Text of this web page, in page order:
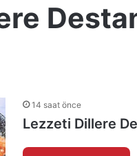
14 saat önce
Lezzeti Dillere